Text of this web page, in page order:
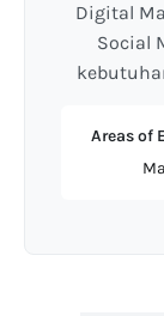
Digital
Social
Areas of